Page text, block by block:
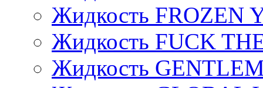
Жидкость FROZEN
Жидкость FUCK
Жидкость